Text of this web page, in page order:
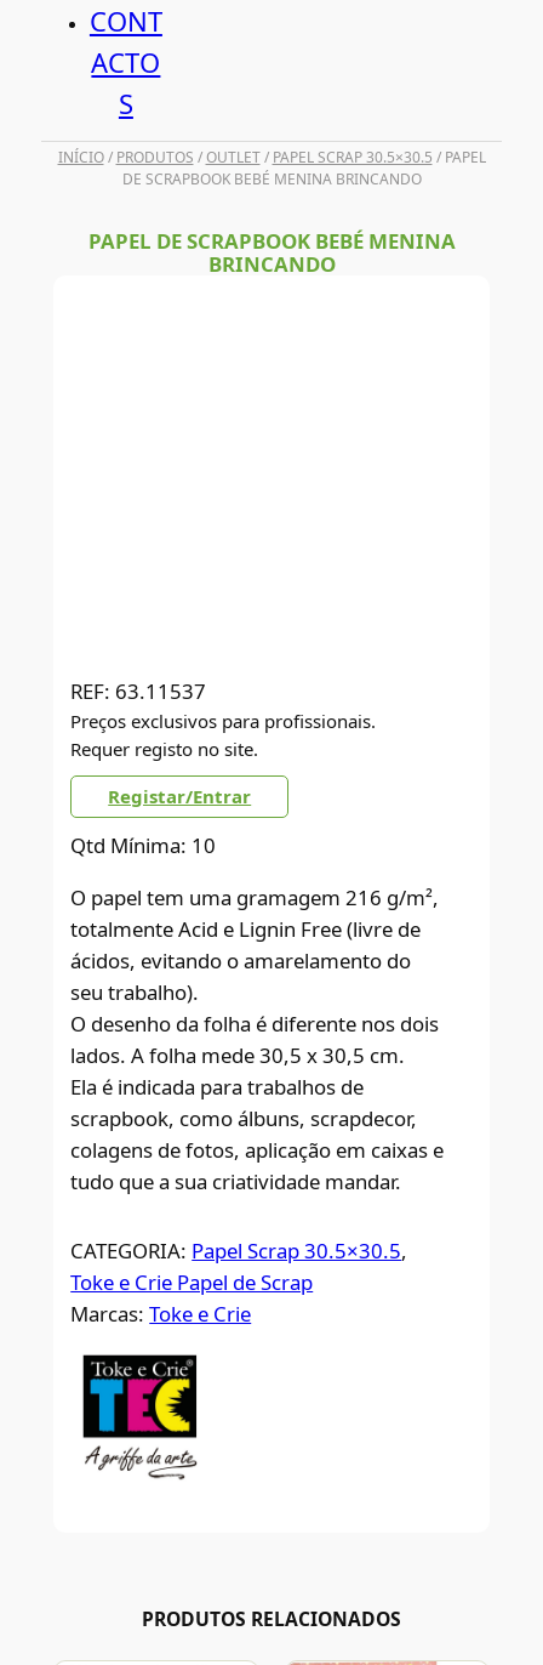
CONT
ACTO
S
INÍCIO/ PRODUTOS /OUTLET/ PAPEL SCRAP 30.5×30.5 / PAPEL
DE SCRAPBOOK BEBÉ MENINA BRINCANDO
PAPEL DE SCRAPBOOK BEBÉ MENINA
BRINCANDO
REF: 63.11537
Preços exclusivos para profissionais.
Requer registo no site.
Registar/Entrar
Qtd Mínima: 10
O papel tem uma gramagem 216 g/m²,
totalmente Acid e Lignin Free (livre de
ácidos, evitando o amarelamento do
seu trabalho).
O desenho da folha é diferente nos dois
lados. A folha mede 30,5 x 30,5 cm.
Ela é indicada para trabalhos de
scrapbook, como álbuns, scrapdecor,
colagens de fotos, aplicação em caixas e
tudo que a sua criatividade mandar.
CATEGORIA: Papel Scrap 30.5×30.5
Toke e Crie Papel de Scrap
Marcas:Toke e Crie
PRODUTOS RELACIONADOS